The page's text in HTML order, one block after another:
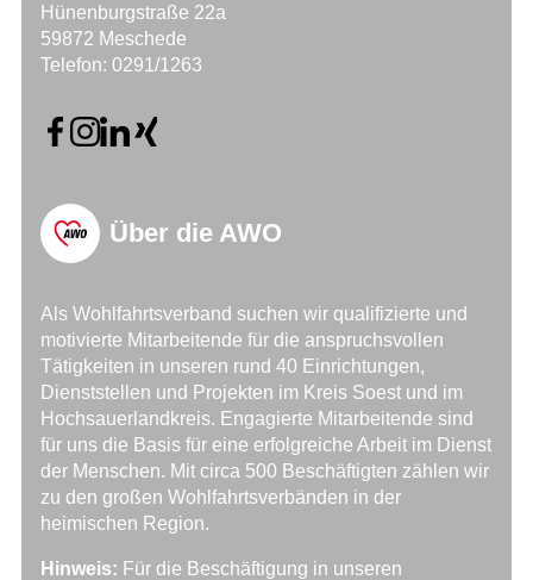
Hünenburgstraße 22a
59872 Meschede
Telefon: 0291/1263
Über die AWO
Als Wohlfahrtsverband suchen wir qualifizierte und
motivierte Mitarbeitende für die anspruchsvollen
Tätigkeiten in unseren rund 40 Einrichtungen,
Dienststellen und Projekten im Kreis Soest und im
Hochsauerlandkreis. Engagierte Mitarbeitende sind
für uns die Basis für eine erfolgreiche Arbeit im Dienst
der Menschen. Mit circa 500 Beschäftigten zählen wir
zu den großen Wohlfahrtsverbänden in der
heimischen Region.
Hinweis: Für die Beschäftigung in unseren